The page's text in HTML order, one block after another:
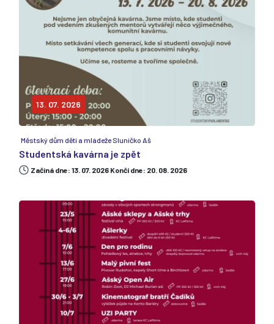
13. 07. 2026
Městský dům dětí a mládeže Sluníčko Aš
Studentská kavárna je zpět
Začiná dne: 13. 07. 2026 Končí dne: 20. 08. 2026